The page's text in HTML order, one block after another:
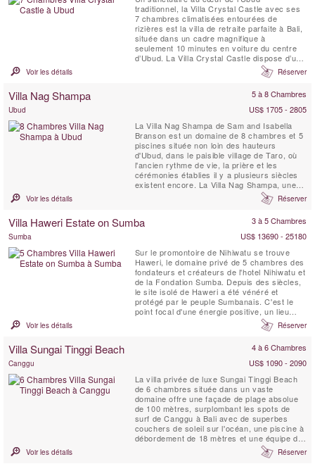
traditionnel, la Villa Crystal Castle avec ses
7 chambres climatisées entourées de
rizières est la villa de retraite parfaite à Bali,
située dans un cadre magnifique à
seulement 10 minutes en voiture du centre
d’Ubud. La Villa Crystal Castle dispose d’une
grande piscine de 18 x 5 mètres de taille
comparable à celle d’un complexe hôtelier,
Soins Spa, le tout niché dans un vaste jardin
Voir les détails Réserver
Villa Nag Shampa 5 à 8 Chambres
Ubud
US$ 1705 - 2805
La Villa Nag Shampa de Sam and Isabella
Branson est un domaine de 8 chambres et 5
piscines située non loin des hauteurs
d'Ubud, dans le paisible village de Taro, où
l'ancien rythme de vie, la prière et les
cérémonies établies il y a plusieurs siècles
existent encore. La Villa Nag Shampa, une
villa de retraite privée, offre une architecture
javanaise traditionnelle de style Joglo,
personnel dévoué à plein temps et un chef ...
Voir les détails Réserver
Villa Haweri Estate on Sumba 3 à 5 Chambres
Sumba
US$ 13690 - 25180
Sur le promontoire de Nihiwatu se trouve
Haweri, le domaine privé de 5 chambres des
fondateurs et créateurs de l'hotel Nihiwatu et
de la Fondation Sumba. Depuis des siècles,
le site isolé de Haweri a été vénéré et
protégé par le peuple Sumbanais. C'est le
point focal d'une énergie positive, un lieu
d'une beauté exceptionnelle qui est entouré
par la mer et la jungle tropicale vierge, une
Voir les détails Réserver
Villa Sungai Tinggi Beach 4 à 6 Chambres
Canggu
US$ 1090 - 2090
La villa privée de luxe Sungai Tinggi Beach
de 6 chambres située dans un vaste
domaine offre une façade de plage absolue
de 100 mètres, surplombant les spots de
surf de Canggu à Bali avec de superbes
couchers de soleil sur l'océan, une piscine à
débordement de 18 mètres et une équipe de
personnel professionnel pour choyer les
clients de la villa. Les propriétés comme la
Voir les détails Réserver